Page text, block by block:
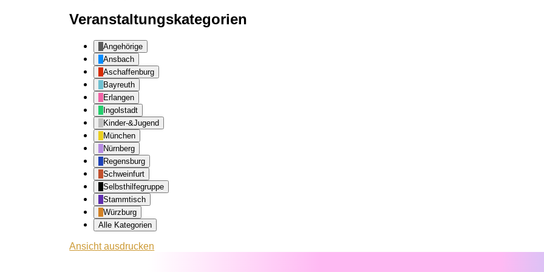
Veranstaltungskategorien
Angehörige
Ansbach
Aschaffenburg
Bayreuth
Erlangen
Ingolstadt
Kinder-&Jugend
München
Nürnberg
Regensburg
Schweinfurt
Selbsthilfegruppe
Stammtisch
Würzburg
Alle Kategorien
Ansichtausdrucken